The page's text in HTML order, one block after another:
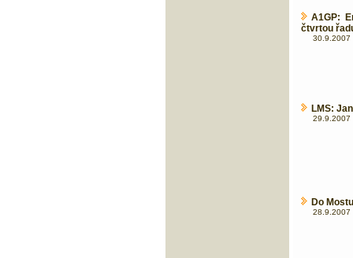
A1GP:
čtvrtou
30.9.2007
LMS:
29.9.2007
Do
28.9.2007